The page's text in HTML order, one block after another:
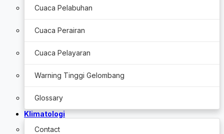
Cuaca Pelabuhan
Cuaca Perairan
Cuaca Pelayaran
Warning Tinggi Gelombang
Glossary
Klimatologi
Contact